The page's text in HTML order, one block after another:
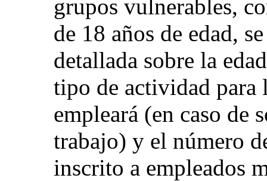
grupos vulnerables,
de 18 años de edad,
detallada sobre la
tipo de actividad para
empleará (en caso de
trabajo) y el número
inscrito a empleados